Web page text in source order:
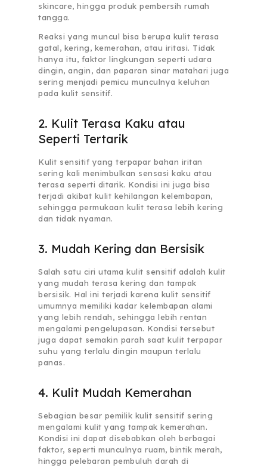
skincare, hingga produk pembersih rumah
tangga.
Reaksi yang muncul bisa berupa kulit terasa
gatal, kering, kemerahan, atau iritasi. Tidak
hanya itu, faktor lingkungan seperti udara
dingin, angin, dan paparan sinar matahari juga
sering menjadi pemicu munculnya keluhan
pada kulit sensitif.
2. Kulit Terasa Kaku atau
Seperti Tertarik
Kulit sensitif yang terpapar bahan iritan
sering kali menimbulkan sensasi kaku atau
terasa seperti ditarik. Kondisi ini juga bisa
terjadi akibat kulit kehilangan kelembapan,
sehingga permukaan kulit terasa lebih kering
dan tidak nyaman.
3. Mudah Kering dan Bersisik
Salah satu ciri utama kulit sensitif adalah kulit
yang mudah terasa kering dan tampak
bersisik. Hal ini terjadi karena kulit sensitif
umumnya memiliki kadar kelembapan alami
yang lebih rendah, sehingga lebih rentan
mengalami pengelupasan. Kondisi tersebut
juga dapat semakin parah saat kulit terpapar
suhu yang terlalu dingin maupun terlalu
panas.
4. Kulit Mudah Kemerahan
Sebagian besar pemilik kulit sensitif sering
mengalami kulit yang tampak kemerahan.
Kondisi ini dapat disebabkan oleh berbagai
faktor, seperti munculnya ruam, bintik merah,
hingga pelebaran pembuluh darah di